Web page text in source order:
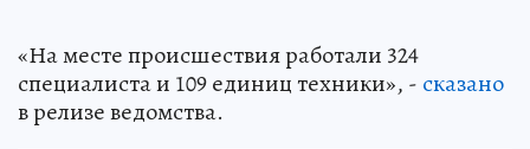
«На месте происшествия работали 324
специалиста и 109 единиц техники», - сказано
в релизе ведомства.